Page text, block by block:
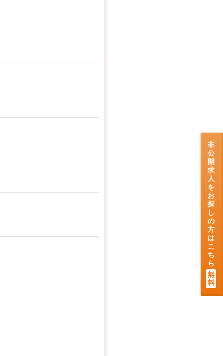
非
公
開
求
人
を
お
探
し
の
方
は
こ
ち
ら
無
料